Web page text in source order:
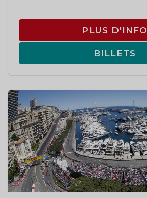
PLUS D'INFO
BILLETS